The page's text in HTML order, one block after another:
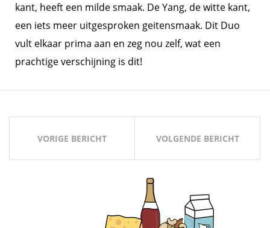
kant, heeft een milde smaak. De Yang, de witte kant,
een iets meer uitgesproken geitensmaak. Dit Duo
vult elkaar prima aan en zeg nou zelf, wat een
prachtige verschijning is dit!
Bericht
navigatie
VORIGE BERICHT VOLGENDE BERICHT